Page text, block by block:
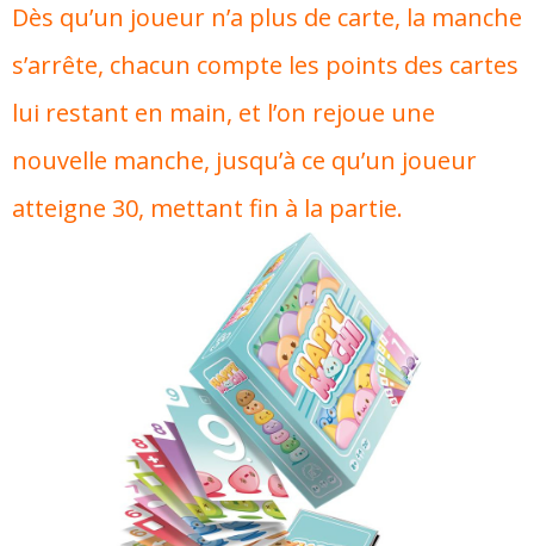
Dès qu’un joueur n’a plus de carte, la manche
s’arrête, chacun compte les points des cartes
lui restant en main, et l’on rejoue une
nouvelle manche, jusqu’à ce qu’un joueur
atteigne 30, mettant fin à la partie.